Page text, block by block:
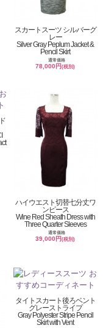
スカートスーツ シルバーグ
レー
Silver Gray Peplum Jacket &
Pencil Skirt
通常価格
78,000円(税別)
ハイウエスト切替七分丈ワ
ンピース
Wine Red Sheath Dress with
Three Quarter Sleeves
通常価格
39,000円(税別)
タイトスカート後ろベント
グレーストライプ
Gray Polyester Stripe Pencil
Skirt with Vent